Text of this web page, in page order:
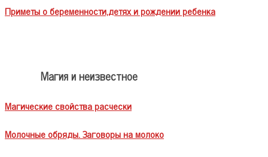
Приметы о беременности,детях и рождении ребенка
Магия и неизвестное
Магические свойства расчески
Молочные обряды. Заговоры на молоко